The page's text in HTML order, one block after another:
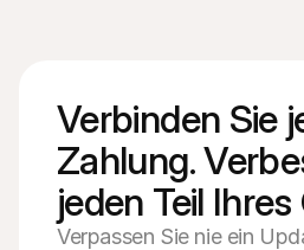
Verbinden Sie
Zahlung.
jeden Teil
Verpassen Sie nie ein